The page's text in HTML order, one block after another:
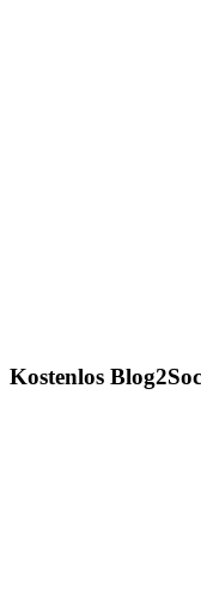
Kostenlos